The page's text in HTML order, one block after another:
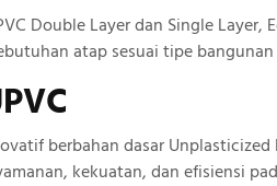
Double Layer dan Single Layer,
atap sesuai tipe
berbahan dasar
kekuatan, dan efisiensi